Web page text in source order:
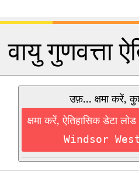
वायु गुणवत्ता
उफ़... क्षमा करें,
क्षमा करें, ऐतिहासिक डेटा
Windsor